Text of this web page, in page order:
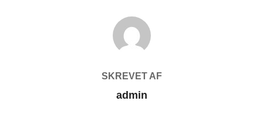
FORFATTER
SKREVET AF
admin